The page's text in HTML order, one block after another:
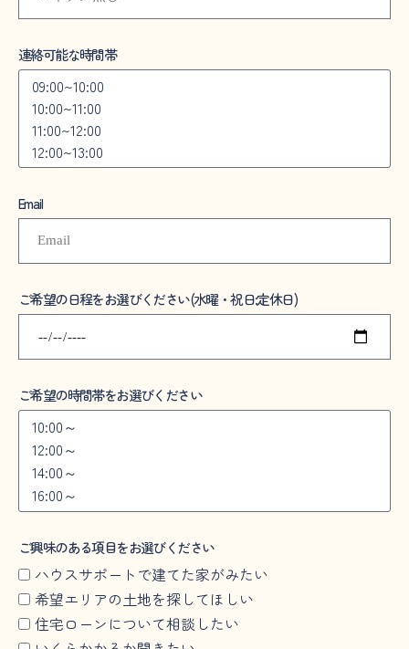
連絡可能な時間帯
Email
ご希望の日程をお選びください(水曜・祝日:定休日)
ご希望の時間帯をお選びください
ご興味のある項目をお選びください
ハウスサポートで建てた家がみたい
希望エリアの土地を探してほしい
住宅ローンについて相談したい